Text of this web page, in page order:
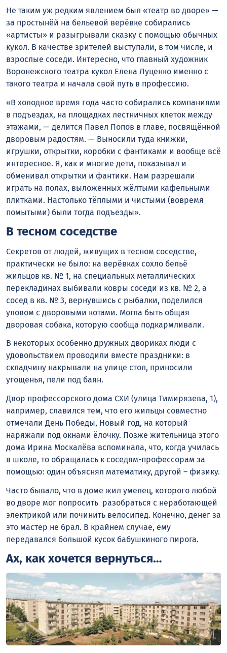
Не таким уж редким явлением был «театр во дворе» —
за простынёй на бельевой верёвке собирались
«артисты» и разыгрывали сказку с помощью обычных
кукол. В качестве зрителей выступали, в том числе, и
взрослые соседи. Интересно, что главный художник
Воронежского театра кукол Елена Луценко именно с
такого театра и начала свой путь в профессию.
«В холодное время года часто собирались компаниями
в подъездах, на площадках лестничных клеток между
этажами, — делится Павел Попов в главе, посвящённой
дворовым радостям. — Выносили туда книжки,
игрушки, открытки, коробки с фантиками и вообще всё
интересное. Я, как и многие дети, показывал и
обменивал открытки и фантики. Нам разрешали
играть на полах, выложенных жёлтыми кафельными
плитками. Настолько тёплыми и чистыми (вовремя
помытыми) были тогда подъезды».
В тесном соседстве
Секретов от людей, живущих в тесном соседстве,
практически не было: на верёвках сохло бельё
жильцов кв. № 1, на специальных металлических
перекладинах выбивали ковры соседи из кв. № 2, а
сосед в кв. № 3, вернувшись с рыбалки, поделился
уловом с дворовыми котами. Могла быть общая
дворовая собака, которую сообща подкармливали.
В некоторых особенно дружных двориках люди с
удовольствием проводили вместе праздники: в
складчину накрывали на улице стол, приносили
угощенья, пели под баян.
Двор профессорского дома СХИ (улица Тимирязева, 1),
например, славился тем, что его жильцы совместно
отмечали День Победы, Новый год, на который
наряжали под окнами ёлочку. Позже жительница этого
дома Ирина Москалёва вспоминала, что, когда училась
в школе, то обращалась к соседям-профессорам за
помощью: один объяснял математику, другой – физику.
Часто бывало, что в доме жил умелец, которого любой
во дворе мог попросить разобраться с неработающей
электрикой или починить велосипед. Конечно, денег за
это мастер не брал. В крайнем случае, ему
передавался большой кусок бабушкиного пирога.
Ах, как хочется вернуться…